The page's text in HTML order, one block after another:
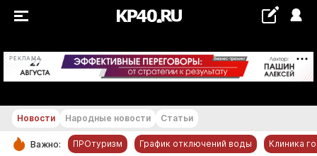
РЕКЛАМА +19...+20 °С
Новости Народные новости Статьи
Важно: ПРОтуризм График отключений воды Клиника